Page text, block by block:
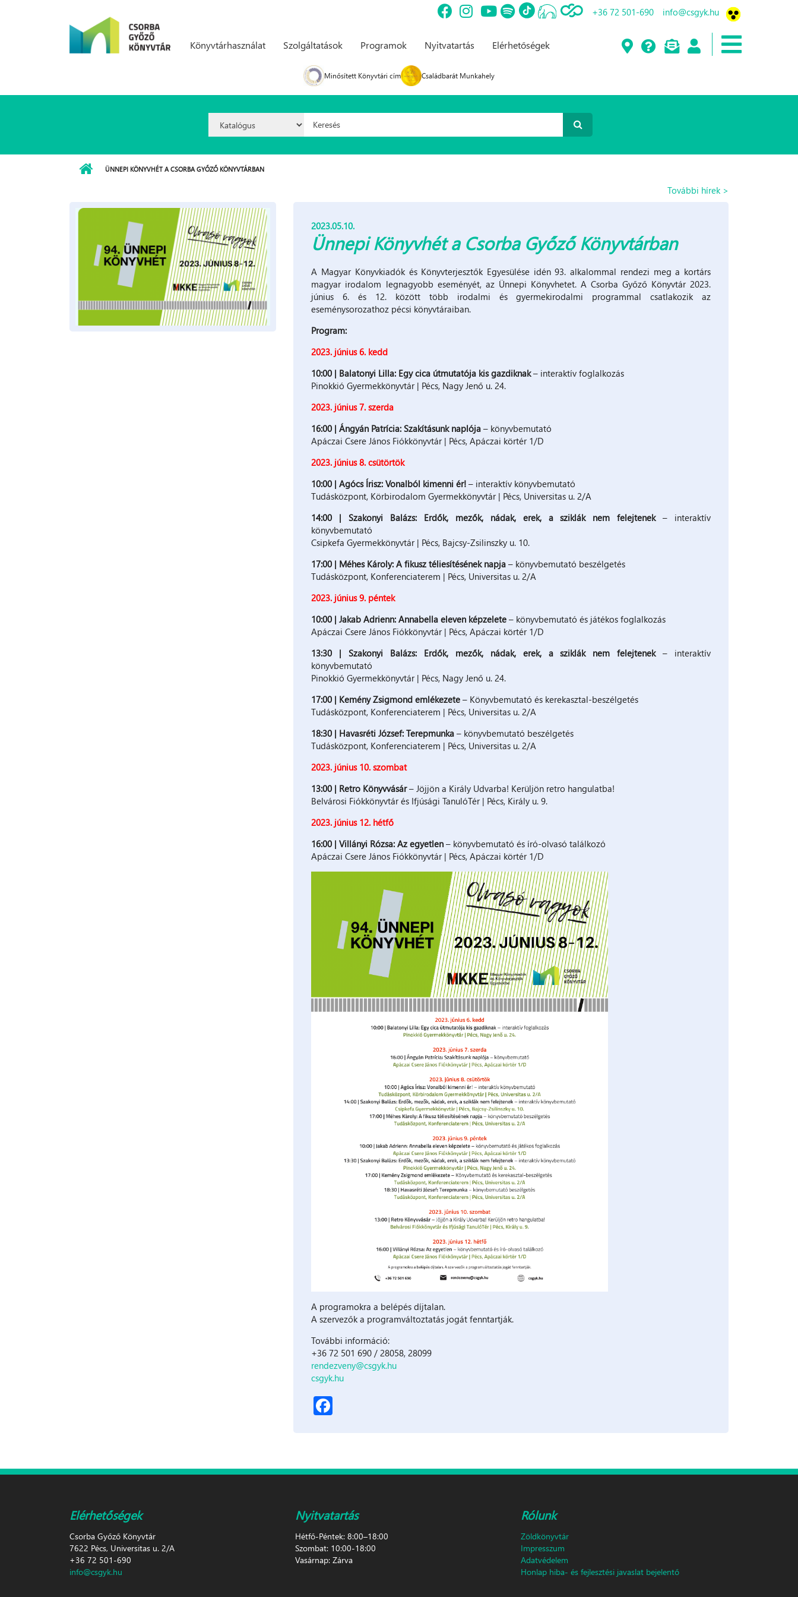
+36 72 501-690 info@csgyk.hu
Könyvtárhasználat Szolgáltatások Programok Nyitvatartás Elérhetőségek
Minősített Könyvtári cím Családbarát Munkahely
Option:
Keresés űrlap
ÜNNEPI KÖNYVHÉT A CSORBA GYŐZŐ KÖNYVTÁRBAN
További hírek >
2023.05.10.
Ünnepi Könyvhét a Csorba Győző Könyvtárban
A Magyar Könyvkiadók és Könyvterjesztők Egyesülése idén 93. alkalommal rendezi meg a kortárs
magyar irodalom legnagyobb eseményét, az Ünnepi Könyvhetet. A Csorba Győző Könyvtár 2023.
június 6. és 12. között több irodalmi és gyermekirodalmi programmal csatlakozik az
eseménysorozathoz pécsi könyvtáraiban.
Program:
2023. június 6. kedd
10:00 | Balatonyi Lilla: Egy ​cica útmutatója kis gazdiknak– interaktív foglalkozás
Pinokkió Gyermekkönyvtár | Pécs, Nagy Jenő u. 24.
2023. június 7. szerda
16:00 | Ángyán Patrícia: Szakításunk naplója – könyvbemutató
Apáczai Csere János Fiókkönyvtár | Pécs, Apáczai körtér 1/D
2023. június 8. csütörtök
10:00 | Agócs Írisz: Vonalból kimenni ér! – interaktív könyvbemutató
Tudásközpont, Körbirodalom Gyermekkönyvtár | Pécs, Universitas u. 2/A
14:00 | Szakonyi Balázs: Erdők, ​mezők, nádak, erek, a sziklák nem felejtenek– interaktív
könyvbemutató
Csipkefa Gyermekkönyvtár | Pécs, Bajcsy-Zsilinszky u. 10.
17:00 | Méhes Károly: A fikusz téliesítésének napja – könyvbemutató beszélgetés
Tudásközpont, Konferenciaterem | Pécs, Universitas u. 2/A
2023. június 9. péntek
10:00 | Jakab Adrienn: Annabella eleven képzelete – könyvbemutató és játékos foglalkozás
Apáczai Csere János Fiókkönyvtár | Pécs, Apáczai körtér 1/D
13:30 | Szakonyi Balázs: Erdők, ​mezők, nádak, erek, a sziklák nem felejtenek– interaktív
könyvbemutató
Pinokkió Gyermekkönyvtár | Pécs, Nagy Jenő u. 24.
17:00 | Kemény Zsigmond emlékezete – Könyvbemutató és kerekasztal-beszélgetés
Tudásközpont, Konferenciaterem | Pécs, Universitas u. 2/A
18:30 | Havasréti József: Terepmunka – könyvbemutató beszélgetés
Tudásközpont, Konferenciaterem | Pécs, Universitas u. 2/A
2023. június 10. szombat
13:00 | Retro Könyvvásár– Jöjjön a Király Udvarba! Kerüljön retro hangulatba!
Belvárosi Fiókkönyvtár és Ifjúsági TanulóTér | Pécs, Király u. 9.
2023. június 12. hétfő
16:00 | Villányi Rózsa: Az egyetlen – könyvbemutató és író-olvasó találkozó
Apáczai Csere János Fiókkönyvtár | Pécs, Apáczai körtér 1/D
A programokra a belépés díjtalan.
A szervezők a programváltoztatás jogát fenntartják.
További információ:
+36 72 501 690 / 28058, 28099
rendezveny@csgyk.hu
csgyk.hu
Elérhetőségek
Csorba Győző Könyvtár
7622 Pécs, Universitas u. 2/A
+36 72 501-690
info@csgyk.hu
Nyitvatartás
Hétfő-Péntek: 8:00–18:00
Szombat: 10:00-18:00
Vasárnap: Zárva
Rólunk
Zöldkönyvtár
Impresszum
Adatvédelem
Honlap hiba- és fejlesztési javaslat bejelentő